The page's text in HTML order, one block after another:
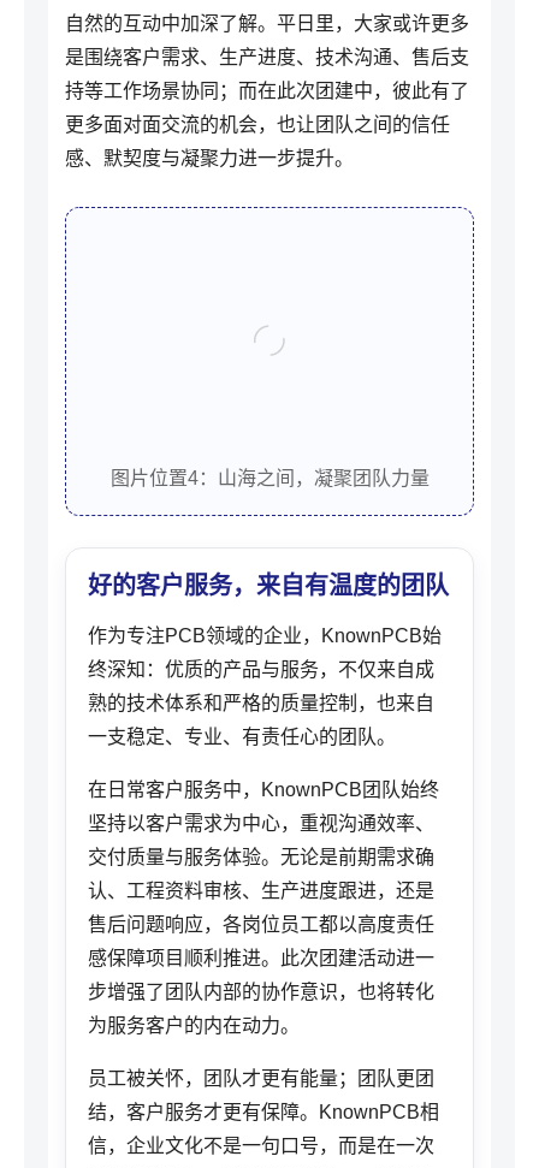
自然的互动中加深了解。平日里，大家或许更多
是围绕客户需求、生产进度、技术沟通、售后支
持等工作场景协同；而在此次团建中，彼此有了
更多面对面交流的机会，也让团队之间的信任
感、默契度与凝聚力进一步提升。
图片位置4：山海之间，凝聚团队力量
好的客户服务，来自有温度的团队
作为专注PCB领域的企业，KnownPCB始
终深知：优质的产品与服务，不仅来自成
熟的技术体系和严格的质量控制，也来自
一支稳定、专业、有责任心的团队。
在日常客户服务中，KnownPCB团队始终
坚持以客户需求为中心，重视沟通效率、
交付质量与服务体验。无论是前期需求确
认、工程资料审核、生产进度跟进，还是
售后问题响应，各岗位员工都以高度责任
感保障项目顺利推进。此次团建活动进一
步增强了团队内部的协作意识，也将转化
为服务客户的内在动力。
员工被关怀，团队才更有能量；团队更团
结，客户服务才更有保障。KnownPCB相
信，企业文化不是一句口号，而是在一次